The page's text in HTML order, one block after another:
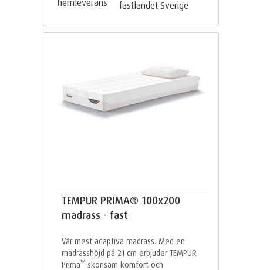
fastlandet Sverige
TEMPUR PRIMA® 100x200
madrass - fast
Vår mest adaptiva madrass. Med en
madrasshöjd på 21 cm erbjuder TEMPUR
Prima™skonsam komfort och